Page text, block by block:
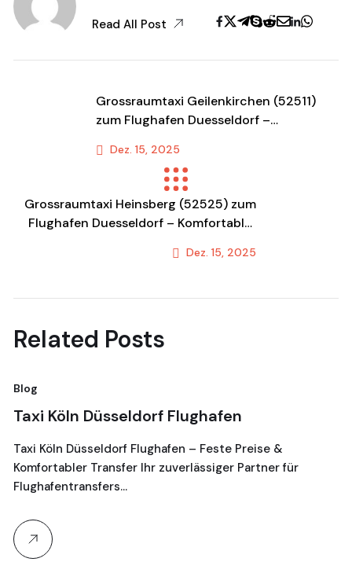
Read All Post
Grossraumtaxi Geilenkirchen (52511)
zum Flughafen Duesseldorf –
Transportservice
Dez. 15, 2025
Previous Post
Grossraumtaxi Heinsberg (52525) zum
Flughafen Duesseldorf – Komfortabler
Dez. 15, 2025
Related Posts
Blog
Taxi Köln Düsseldorf Flughafen
Taxi Köln Düsseldorf Flughafen – Feste Preise &
Komfortabler Transfer Ihr zuverlässiger Partner für
Flughafentransfers…